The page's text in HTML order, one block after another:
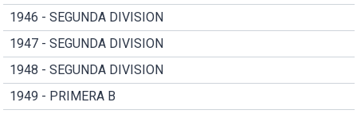
1946 - SEGUNDA DIVISION
1947 - SEGUNDA DIVISION
1948 - SEGUNDA DIVISION
1949 - PRIMERA B